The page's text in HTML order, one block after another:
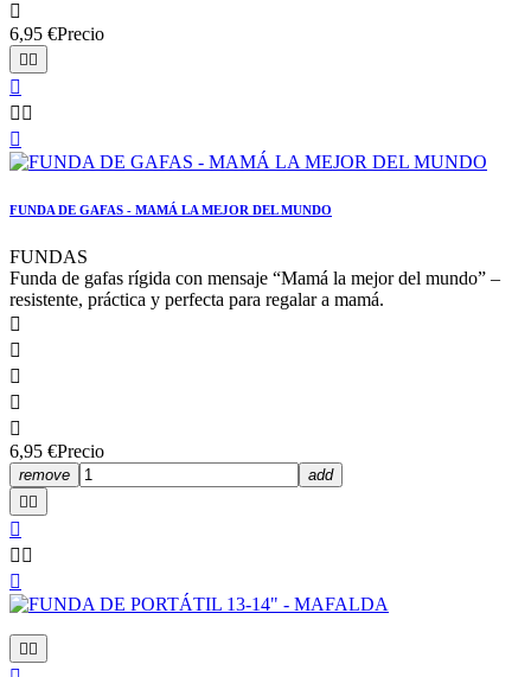

6,95 €Precio
 

 

FUNDA DE GAFAS - MAMÁ LA MEJOR DEL MUNDO
FUNDAS
Funda de gafas rígida con mensaje “Mamá la mejor del mundo” –
resistente, práctica y perfecta para regalar a mamá.





6,95 €Precio
remove
add
 

 

 